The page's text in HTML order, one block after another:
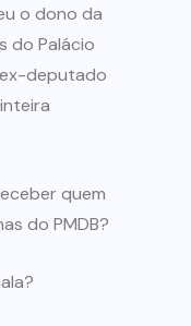
o dono da
do Palácio
deputado
quem
do PMDB?